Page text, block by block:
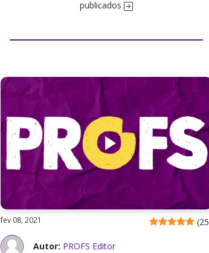
publicados
fev 08, 2021 (25
Autor: PROFS Editor